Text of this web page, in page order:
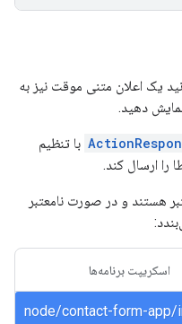
یک اعلان متنی موقت نیز به
دهید.
با تنظیم
را ارسال کند.
هستند و در صورت نامعتبر
اسکریپت برنامه‌ها
node/contact-form-app/